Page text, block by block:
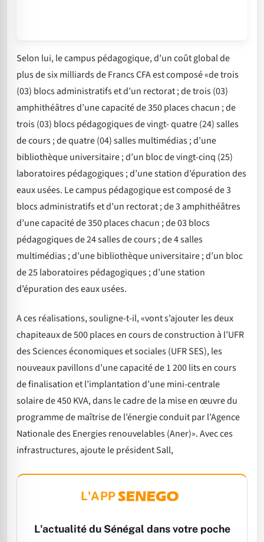
Selon lui, le campus pédagogique, d’un coût global de
plus de six milliards de Francs CFA est composé «de trois
(03) blocs administratifs et d’un rectorat ; de trois (03)
amphithéâtres d’une capacité de 350 places chacun ; de
trois (03) blocs pédagogiques de vingt- quatre (24) salles
de cours ; de quatre (04) salles multimédias ; d’une
bibliothèque universitaire ; d’un bloc de vingt-cinq (25)
laboratoires pédagogiques ; d’une station d’épuration des
eaux usées. Le campus pédagogique est composé de 3
blocs administratifs et d’un rectorat ; de 3 amphithéâtres
d’une capacité de 350 places chacun ; de 03 blocs
pédagogiques de 24 salles de cours ; de 4 salles
multimédias ; d’une bibliothèque universitaire ; d’un bloc
de 25 laboratoires pédagogiques ; d’une station
d’épuration des eaux usées.
A ces réalisations, souligne-t-il, «vont s’ajouter les deux
chapiteaux de 500 places en cours de construction à l’UFR
des Sciences économiques et sociales (UFR SES), les
nouveaux pavillons d’une capacité de 1 200 lits en cours
de finalisation et l’implantation d’une mini-centrale
solaire de 450 KVA, dans le cadre de la mise en œuvre du
programme de maîtrise de l’énergie conduit par l’Agence
Nationale des Energies renouvelables (Aner)». Avec ces
infrastructures, ajoute le président Sall,
L'APP
L'actualité du Sénégal dans votre poche